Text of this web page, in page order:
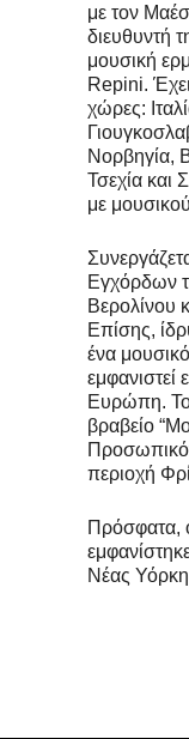
με τον
διευθυντή
μουσική
Repini.
χώρες:
Νορβηγία,
Τσεχία και
με
Εγχόρδων
Βερολίνου
Επίσης,
ένα
εμφανιστεί
Ευρώπη. Το
βραβείο
περιοχή
Πρόσφατα,
Νέας